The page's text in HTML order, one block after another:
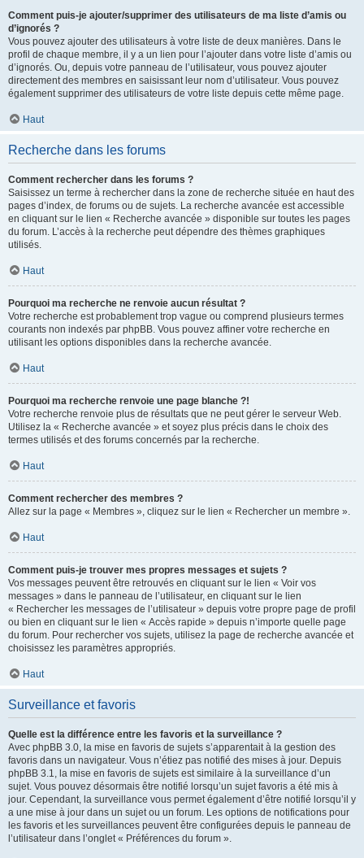
Comment puis-je ajouter/supprimer des utilisateurs de ma liste d’amis ou
d’ignorés ?
Vous pouvez ajouter des utilisateurs à votre liste de deux manières. Dans le
profil de chaque membre, il y a un lien pour l’ajouter dans votre liste d’amis ou
d’ignorés. Ou, depuis votre panneau de l’utilisateur, vous pouvez ajouter
directement des membres en saisissant leur nom d’utilisateur. Vous pouvez
également supprimer des utilisateurs de votre liste depuis cette même page.
Haut
Recherche dans les forums
Comment rechercher dans les forums ?
Saisissez un terme à rechercher dans la zone de recherche située en haut des
pages d’index, de forums ou de sujets. La recherche avancée est accessible
en cliquant sur le lien « Recherche avancée » disponible sur toutes les pages
du forum. L’accès à la recherche peut dépendre des thèmes graphiques
utilisés.
Haut
Pourquoi ma recherche ne renvoie aucun résultat ?
Votre recherche est probablement trop vague ou comprend plusieurs termes
courants non indexés par phpBB. Vous pouvez affiner votre recherche en
utilisant les options disponibles dans la recherche avancée.
Haut
Pourquoi ma recherche renvoie une page blanche ?!
Votre recherche renvoie plus de résultats que ne peut gérer le serveur Web.
Utilisez la « Recherche avancée » et soyez plus précis dans le choix des
termes utilisés et des forums concernés par la recherche.
Haut
Comment rechercher des membres ?
Allez sur la page « Membres », cliquez sur le lien « Rechercher un membre ».
Haut
Comment puis-je trouver mes propres messages et sujets ?
Vos messages peuvent être retrouvés en cliquant sur le lien « Voir vos
messages » dans le panneau de l’utilisateur, en cliquant sur le lien
« Rechercher les messages de l’utilisateur » depuis votre propre page de profil
ou bien en cliquant sur le lien « Accès rapide » depuis n’importe quelle page
du forum. Pour rechercher vos sujets, utilisez la page de recherche avancée et
choisissez les paramètres appropriés.
Haut
Surveillance et favoris
Quelle est la différence entre les favoris et la surveillance ?
Avec phpBB 3.0, la mise en favoris de sujets s’apparentait à la gestion des
favoris dans un navigateur. Vous n’étiez pas notifié des mises à jour. Depuis
phpBB 3.1, la mise en favoris de sujets est similaire à la surveillance d’un
sujet. Vous pouvez désormais être notifié lorsqu’un sujet favoris a été mis à
jour. Cependant, la surveillance vous permet également d’être notifié lorsqu’il y
a une mise à jour dans un sujet ou un forum. Les options de notifications pour
les favoris et les surveillances peuvent être configurées depuis le panneau de
l’utilisateur dans l’onglet « Préférences du forum ».